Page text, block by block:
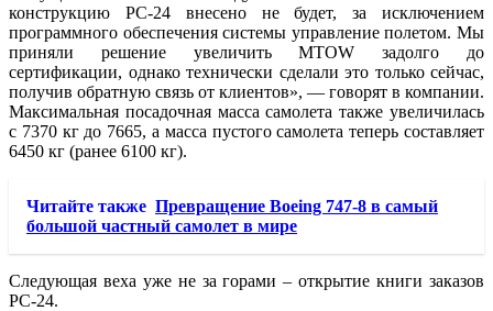
конструкцию PC-24 внесено не будет, за исключением
программного обеспечения системы управление полетом. Мы
приняли решение увеличить MTOW задолго до
сертификации, однако технически сделали это только сейчас,
получив обратную связь от клиентов», — говорят в компании.
Максимальная посадочная масса самолета также увеличилась
с 7370 кг до 7665, а масса пустого самолета теперь составляет
6450 кг (ранее 6100 кг).
Читайте также Превращение Boeing 747-8 в самый
большой частный самолет в мире
Следующая веха уже не за горами – открытие книги заказов
PC-24.